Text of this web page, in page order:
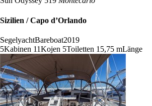
Sizilien / Capo d’Orlando
SegelyachtBareboat2019
5Kabinen 11Kojen 5Toiletten 15,75 mLänge